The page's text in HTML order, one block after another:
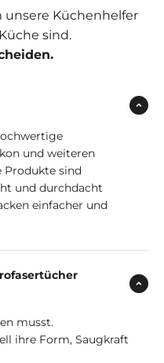
Küchenhelfer
sind.
und weiteren
Produkte sind
und durchdacht
einfacher und
musst.
ihre Form, Saugkraft